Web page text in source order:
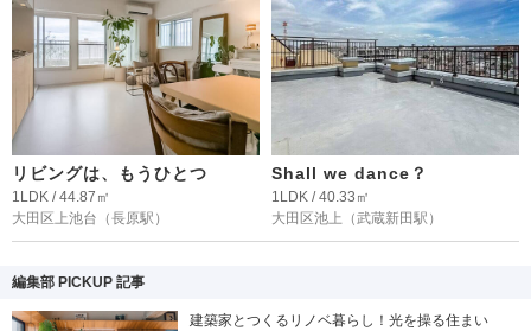
リビングは、もうひとつ
1LDK / 44.87㎡
大田区上池台 （長原駅）
Shall we dance？
1LDK / 40.33㎡
大田区池上 （武蔵新田駅）
編集部 PICKUP 記事
建築家とつくるリノベ暮らし！光を操る住まい